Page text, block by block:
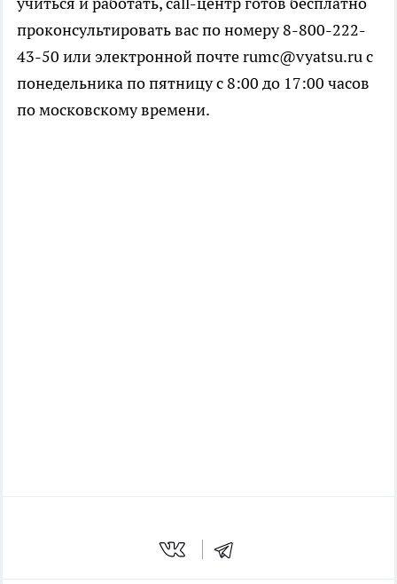
проконсультировать вас по номеру 8-800-222-
43-50 или электронной почте rumc@vyatsu.ru с
понедельника по пятницу с 8:00 до 17:00 часов
по московскому времени.